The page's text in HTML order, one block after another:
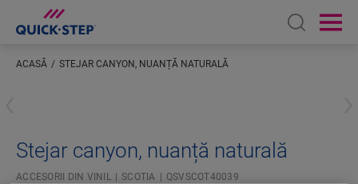
Open
ACASĂ STEJAR CANYON, NUANȚĂ NATURALĂ
Stejar canyon, nuanță naturală
ACCESORII DIN VINIL SCOTIA QSVSCOT40039